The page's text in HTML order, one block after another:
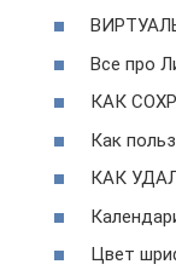
Все про
КАК
Как
КАК
Цвет